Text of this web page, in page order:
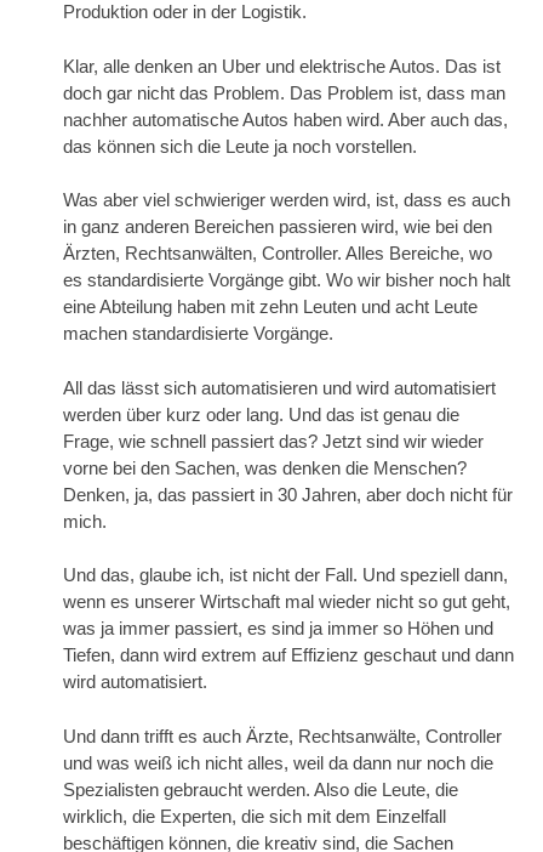
Produktion oder in der Logistik.
Klar, alle denken an Uber und elektrische Autos. Das ist
doch gar nicht das Problem. Das Problem ist, dass man
nachher automatische Autos haben wird. Aber auch das,
das können sich die Leute ja noch vorstellen.
Was aber viel schwieriger werden wird, ist, dass es auch
in ganz anderen Bereichen passieren wird, wie bei den
Ärzten, Rechtsanwälten, Controller. Alles Bereiche, wo
es standardisierte Vorgänge gibt. Wo wir bisher noch halt
eine Abteilung haben mit zehn Leuten und acht Leute
machen standardisierte Vorgänge.
All das lässt sich automatisieren und wird automatisiert
werden über kurz oder lang. Und das ist genau die
Frage, wie schnell passiert das? Jetzt sind wir wieder
vorne bei den Sachen, was denken die Menschen?
Denken, ja, das passiert in 30 Jahren, aber doch nicht für
mich.
Und das, glaube ich, ist nicht der Fall. Und speziell dann,
wenn es unserer Wirtschaft mal wieder nicht so gut geht,
was ja immer passiert, es sind ja immer so Höhen und
Tiefen, dann wird extrem auf Effizienz geschaut und dann
wird automatisiert.
Und dann trifft es auch Ärzte, Rechtsanwälte, Controller
und was weiß ich nicht alles, weil da dann nur noch die
Spezialisten gebraucht werden. Also die Leute, die
wirklich, die Experten, die sich mit dem Einzelfall
beschäftigen können, die kreativ sind, die Sachen